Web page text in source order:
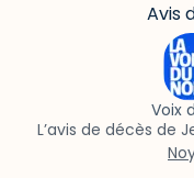
Avis
Voix
L’avis de décès de